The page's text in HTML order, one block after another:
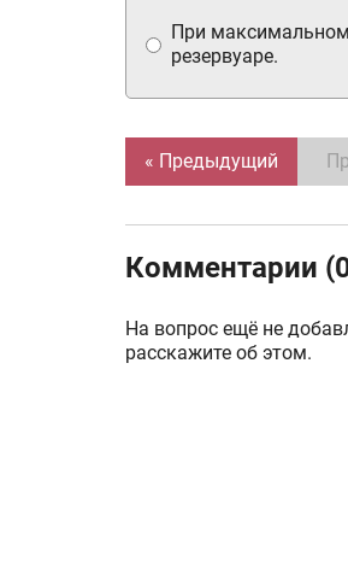
При
резервуаре.
« Предыдущий
Комментарии
На вопрос ещё не
расскажите об этом.